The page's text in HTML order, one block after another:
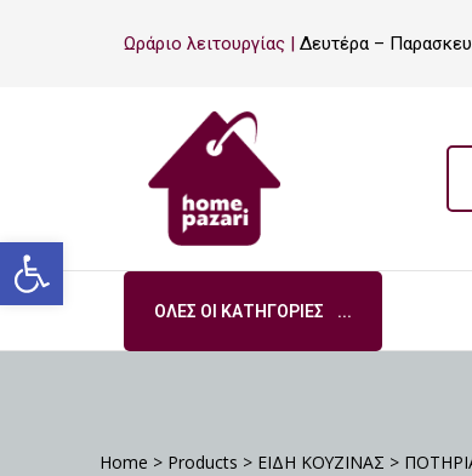
Ανοίξτε τη γραμμή εργαλείων
Ωράριο λειτουργίας | Δευτέρα –
ΌΛΕΣ ΟΙ ΚΑΤΗΓΟΡΊΕΣ
Home > Products > ΕΙΔΗ ΚΟΥΖΙΝΑΣ >